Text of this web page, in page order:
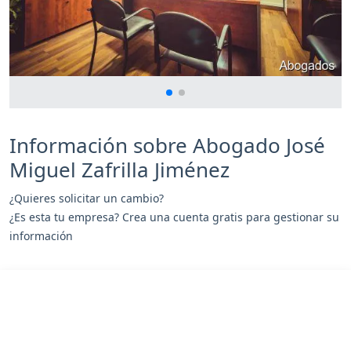
Información sobre Abogado José
Miguel Zafrilla Jiménez
¿Quieres solicitar un cambio?
¿Es esta tu empresa? Crea una cuenta gratis para gestionar su
información